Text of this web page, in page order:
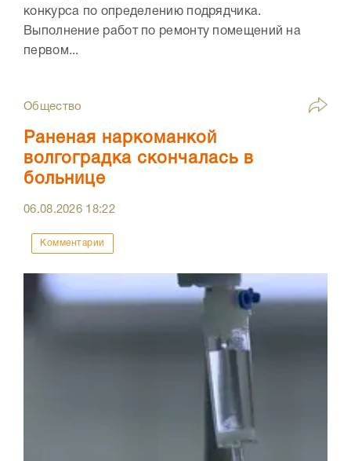
конкурса по определению подрядчика.
Выполнение работ по ремонту помещений на
первом...
Общество
Раненая наркоманкой
волгоградка скончалась в
больнице
06.08.2026 18:22
Комментарии